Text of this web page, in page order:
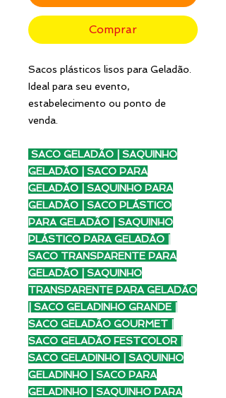
Comprar
Sacos plásticos lisos para Geladão.
Ideal para seu evento,
estabelecimento ou ponto de
venda.
SACO GELADÃO | SAQUINHO
GELADÃO | SACO PARA
GELADÃO | SAQUINHO PARA
GELADÃO | SACO PLÁSTICO
PARA GELADÃO | SAQUINHO
PLÁSTICO PARA GELADÃO |
SACO TRANSPARENTE PARA
GELADÃO | SAQUINHO
TRANSPARENTE PARA GELADÃO
| SACO GELADINHO GRANDE |
SACO GELADÃO GOURMET |
SACO GELADÃO FESTCOLOR |
SACO GELADINHO | SAQUINHO
GELADINHO | SACO PARA
GELADINHO | SAQUINHO PARA